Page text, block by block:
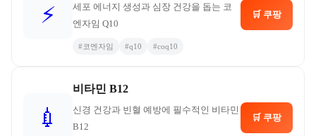
⚡
세포 에너지 생성과 심장 건강을 돕는 코
엔자임 Q10
# 코엔자임 #q10 #coq10
🛒 쿠팡
💉
비타민 B12
신경 건강과 빈혈 예방에 필수적인 비타민
B12
🛒 쿠팡